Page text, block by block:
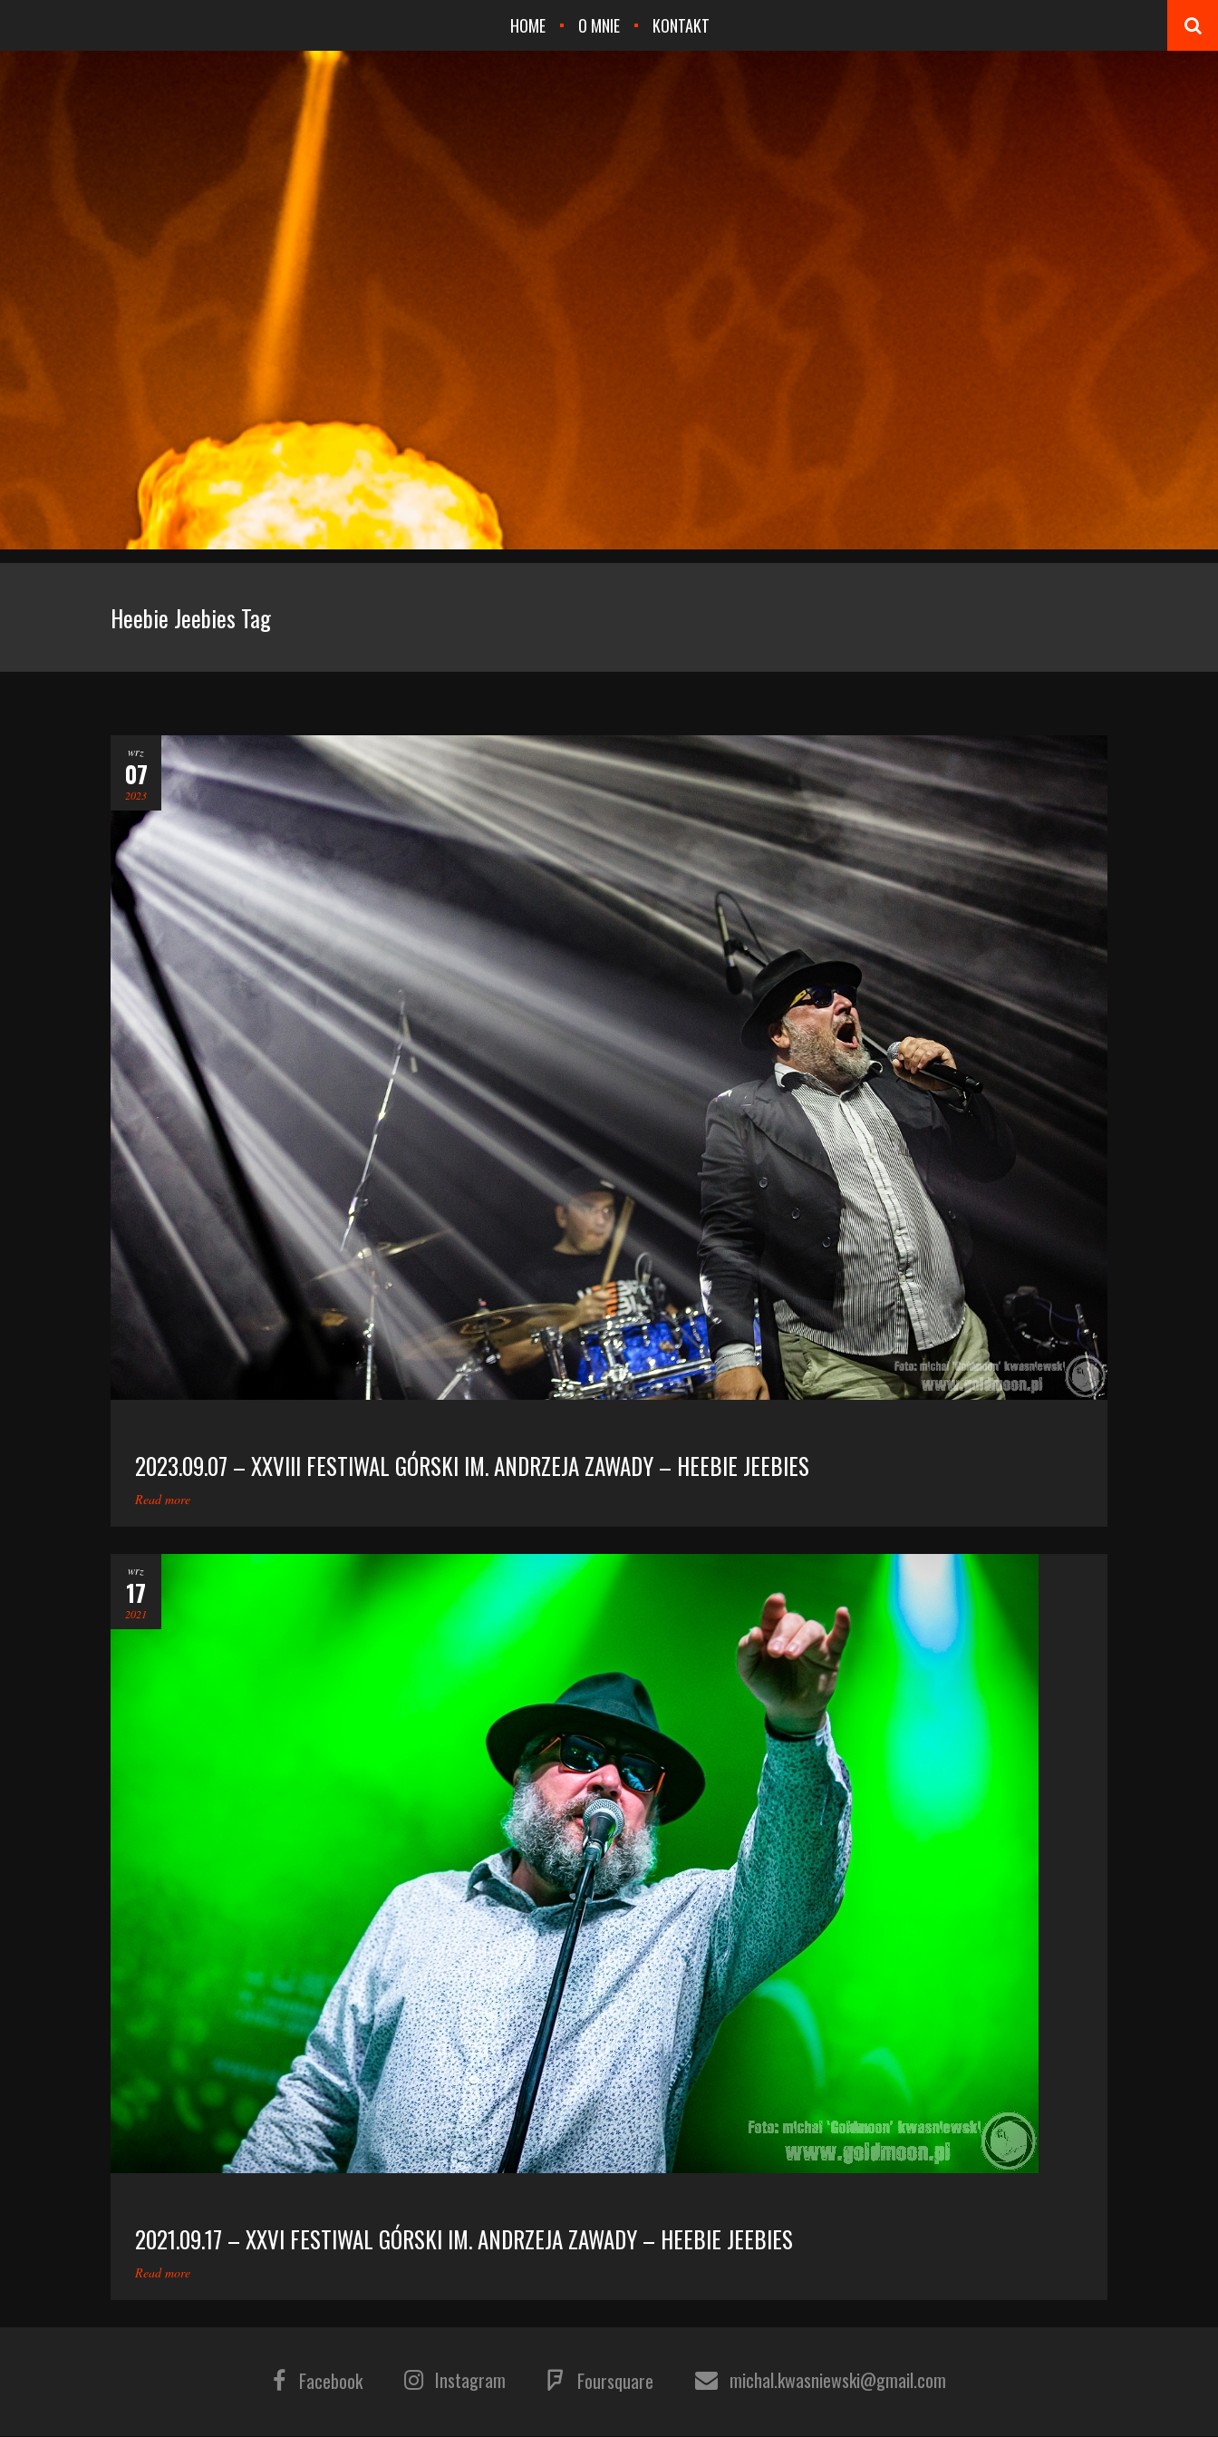
HOME O MNIE KONTAKT
Heebie Jeebies Tag
wrz
07
2023
2023.09.07 – XXVIII FESTIWAL GÓRSKI IM. ANDRZEJA ZAWADY – HEEBIE JEEBIES
Read more
wrz
17
2021
2021.09.17 – XXVI FESTIWAL GÓRSKI IM. ANDRZEJA ZAWADY – HEEBIE JEEBIES
Read more
Facebook Instagram Foursquare michal.kwasniewski@gmail.com